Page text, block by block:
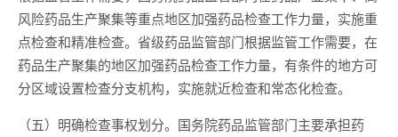
风险药品生产聚集等重点地区加强药品检查工作力量，实施重
点检查和精准检查。省级药品监管部门根据监管工作需要，在
药品生产聚集的地区加强药品检查工作力量，有条件的地方可
分区域设置检查分支机构，实施就近检查和常态化检查。
（五）明确检查事权划分。国务院药品监管部门主要承担药